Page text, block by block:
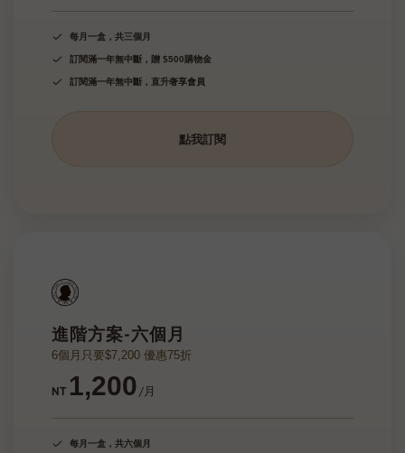
每月一盒，共三個月
訂閱滿一年無中斷，贈 $500購物金
訂閱滿一年無中斷，直升奢享會員
點我訂閱
進階方案-六個月
6個月只要$7,200 優惠75折
NT 1,200/月
每月一盒，共六個月